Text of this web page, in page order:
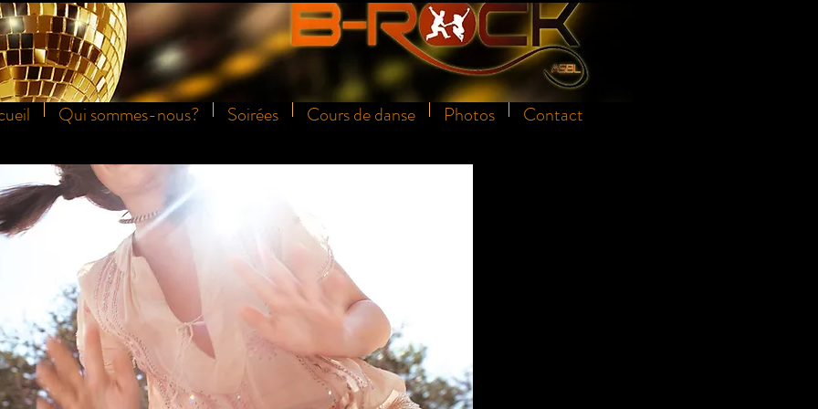
Qui sommes-nous? Soirées Cours de danse Photos Contact